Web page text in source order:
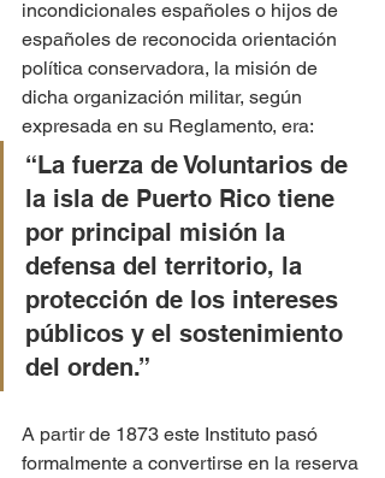
incondicionales españoles o hijos de
españoles de reconocida orientación
política conservadora, la misión de
dicha organización militar, según
expresada en su Reglamento, era:
“La fuerza de Voluntarios de
la isla de Puerto Rico tiene
por principal misión la
defensa del territorio, la
protección de los intereses
públicos y el sostenimiento
del orden.”
A partir de 1873 este Instituto pasó
formalmente a convertirse en la reserva